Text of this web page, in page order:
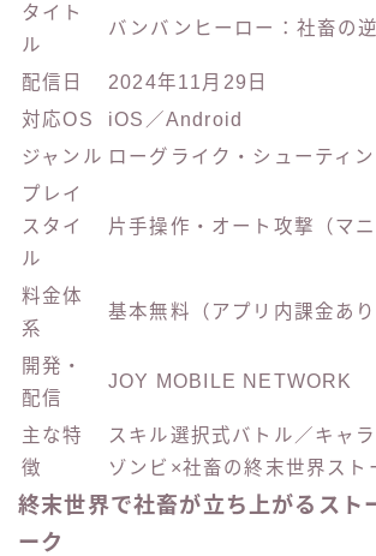
タイト
ル
バンバンヒーロー：社畜の
配信日
2024年11月29日
対応OS
iOS／Android
ジャンル ローグライク・シューティ
プレイ
スタイ
ル
片手操作・オート攻撃（マ
料金体
系
基本無料（アプリ内課金あり
開発・
配信
JOY MOBILE NETWORK
主な特
徴
スキル選択式バトル／キャ
ゾンビ×社畜の終末世界スト
終末世界で社畜が立ち上がるスト
ーク